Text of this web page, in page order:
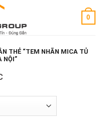
0
THẺ “TEM NHÃN MICA TỦ
NỘI”